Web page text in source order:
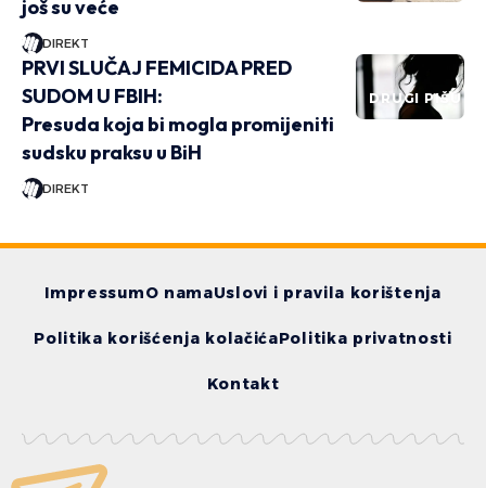
još su veće
DIREKT
DRUGI PIŠU
PRVI SLUČAJ FEMICIDA PRED
SUDOM U FBIH:
Presuda koja bi mogla promijeniti
sudsku praksu u BiH
DIREKT
ImpressumO namaUslovi i pravila korištenja
Politika korišćenja kolačićaPolitika privatnosti
Kontakt